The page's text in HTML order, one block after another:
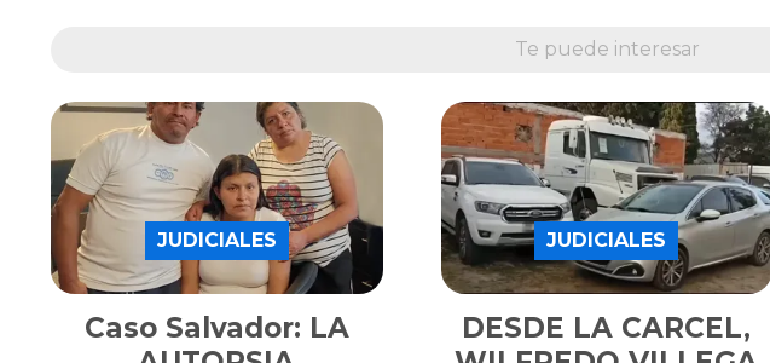
Te puede interesar
Caso Salvador: LA
JUDICIALES
DESDE LA CARCEL,
JUDICIALES